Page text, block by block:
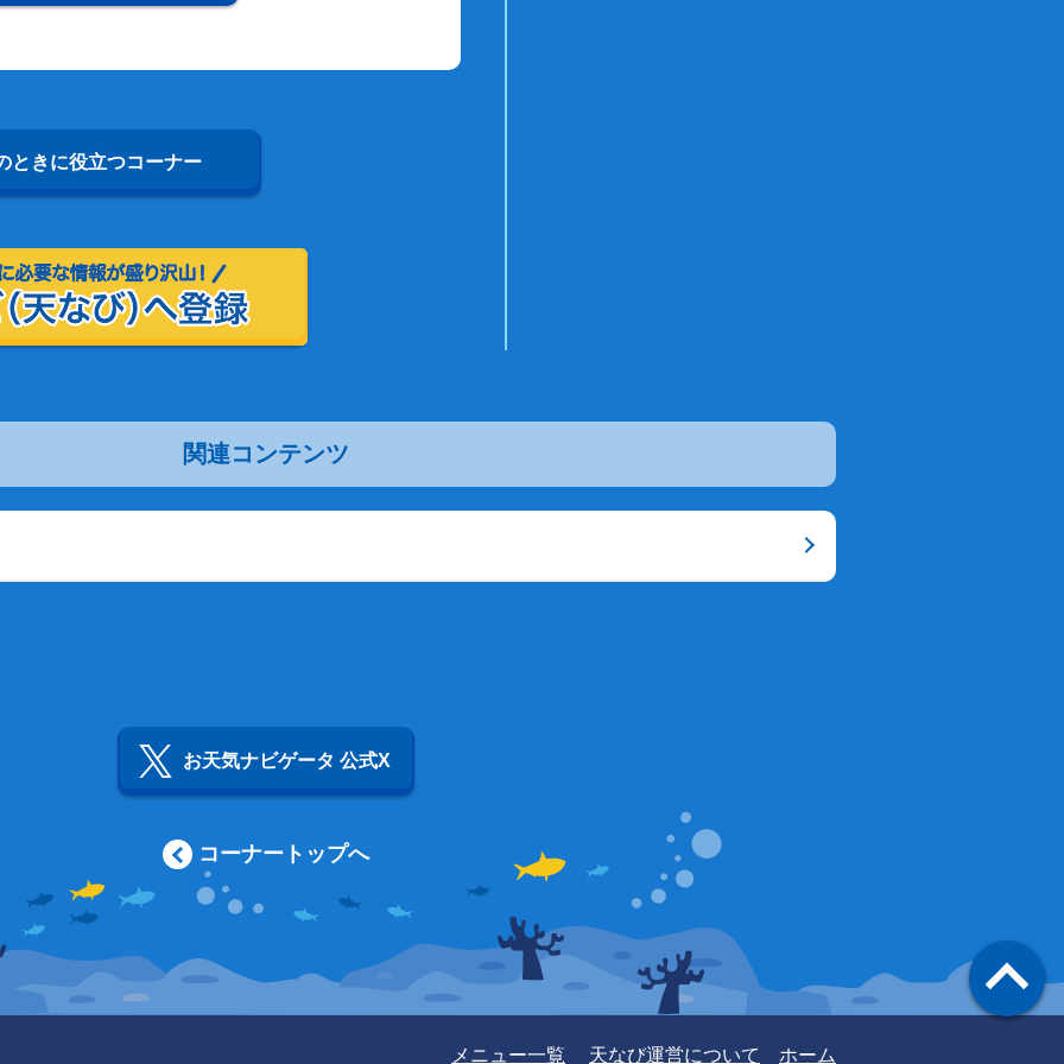
ときに役立つコーナー
関連コンテンツ
お天気ナビゲータ 公式X
コーナートップへ
メニュー一覧 天なび運営について ホーム